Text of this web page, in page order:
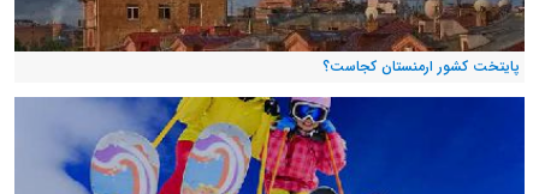
پایتخت کشور ارمنستان کجاست؟